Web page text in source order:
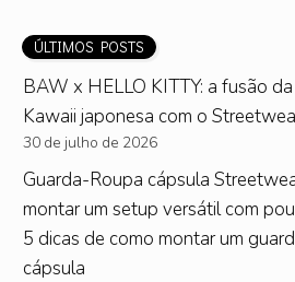
ÚLTIMOS POSTS
BAW x HELLO KITTY: a fusão
Kawaii japonesa com o
30 de julho de 2026
Guarda-Roupa cápsula
montar um setup versátil com
5 dicas de como montar um
cápsula